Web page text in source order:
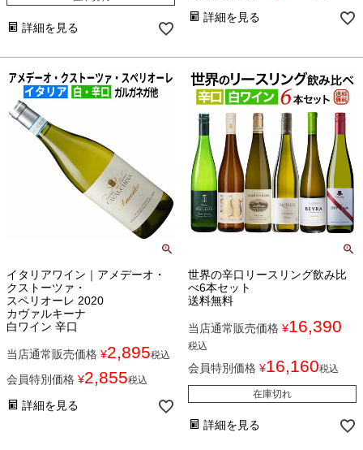
詳細を見る
詳細を見る
イタリアワイン｜アメデーオ・
クストーツァ・
スペリオーレ 2020
カヴァルキーナ
白ワイン 辛口
当店通常販売価格 ¥2,895税込
会員特別価格 ¥2,855税込
詳細を見る
世界の辛口リースリング飲み比
べ6本セット
送料無料
当店通常販売価格 ¥16,390
税込
会員特別価格 ¥16,160税込
在庫切れ
詳細を見る